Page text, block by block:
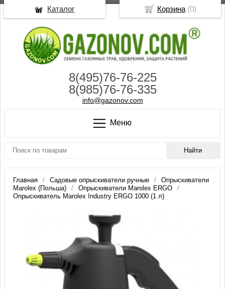
8(495)76-76-225
8(985)76-76-335
info@gazonov.com
Меню
Главная Садовые опрыскиватели ручные
Опрыскиватели
Marolex (Польша)
Опрыскиватели Marolex ERGO
Опрыскиватель Marolex Industry ERGO 1000 (1 л)
Корзина(0)
Каталог